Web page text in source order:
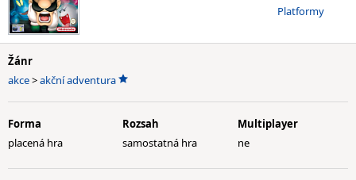
Platformy
Žánr
akce>akční adventura
Forma
placená hra
Rozsah
samostatná hra
Multiplayer
ne